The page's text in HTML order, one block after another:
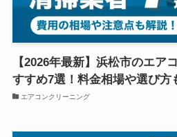
【2026年最新】浜松市のエア
すすめ7選！料金相場や選び方
エアコンクリーニング